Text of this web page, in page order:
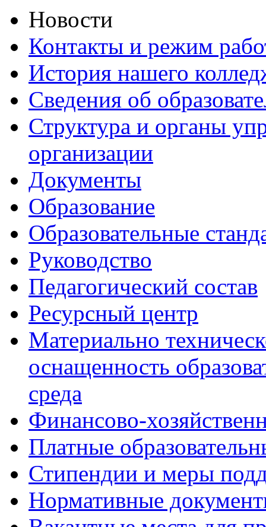
Новости
Контакты и режим
История нашего
Сведения об
Структура и органы
организации
Документы
Образование
Образовательные
Руководство
Педагогический состав
Ресурсный центр
Материально
оснащенность
среда
Финансово-
Платные
Стипендии и меры
Нормативные